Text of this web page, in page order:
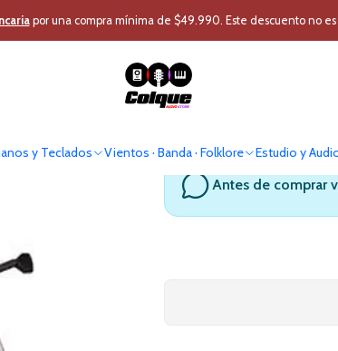
y Teclados Vientos · Banda · Folklore Estudio y
por una compra mínima de $49.990. Este descuento no
y Video Accesorios Foto y Vídeo Soporte Tripode
Soporte
Antes de comprar